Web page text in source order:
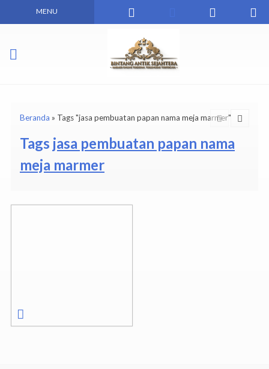
MENU
Beranda » Tags "jasa pembuatan papan nama meja marmer"
Tags jasa pembuatan papan nama
meja marmer